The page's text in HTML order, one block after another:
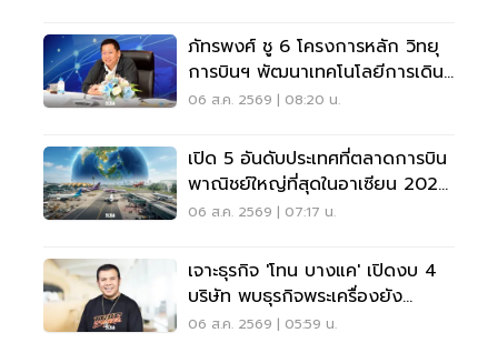
ภัทรพงศ์ ชู 6 โครงการหลัก วิทยุ
การบินฯ พัฒนาเทคโนโลยีการเดิน
อากาศ การบินยุคใหม่
06 ส.ค. 2569 | 08:20 น.
เปิด 5 อันดับประเทศที่ตลาดการบิน
พาณิชย์ใหญ่ที่สุดในอาเซียน 2026
เวียดนามแซงไทยแล้ว
06 ส.ค. 2569 | 07:17 น.
เจาะธุรกิจ 'โทน บางแค' เปิดงบ 4
บริษัท พบธุรกิจพระเครื่องยัง
ขาดทุน
06 ส.ค. 2569 | 05:59 น.